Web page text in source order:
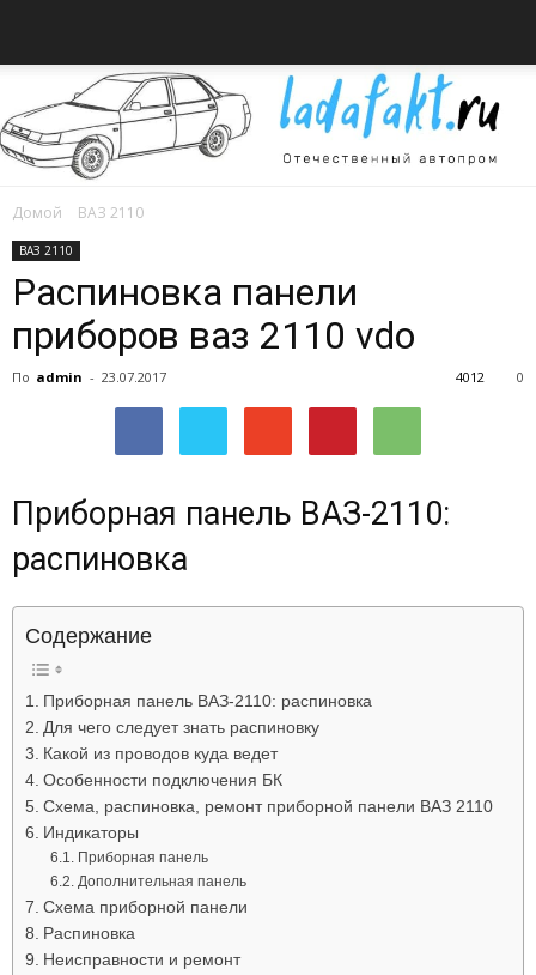
об
автомобилях
Домой ВАЗ 2110
ВАЗ 2110
Распиновка панели
приборов ваз 2110 vdo
По admin - 23.07.2017 0
4012
Приборная панель ВАЗ-2110:
распиновка
Содержание
Приборная панель ВАЗ-2110: распиновка
Для чего следует знать распиновку
Какой из проводов куда ведет
Особенности подключения БК
Схема, распиновка, ремонт приборной панели ВАЗ 2110
Индикаторы
Приборная панель
Дополнительная панель
Схема приборной панели
Распиновка
Неисправности и ремонт